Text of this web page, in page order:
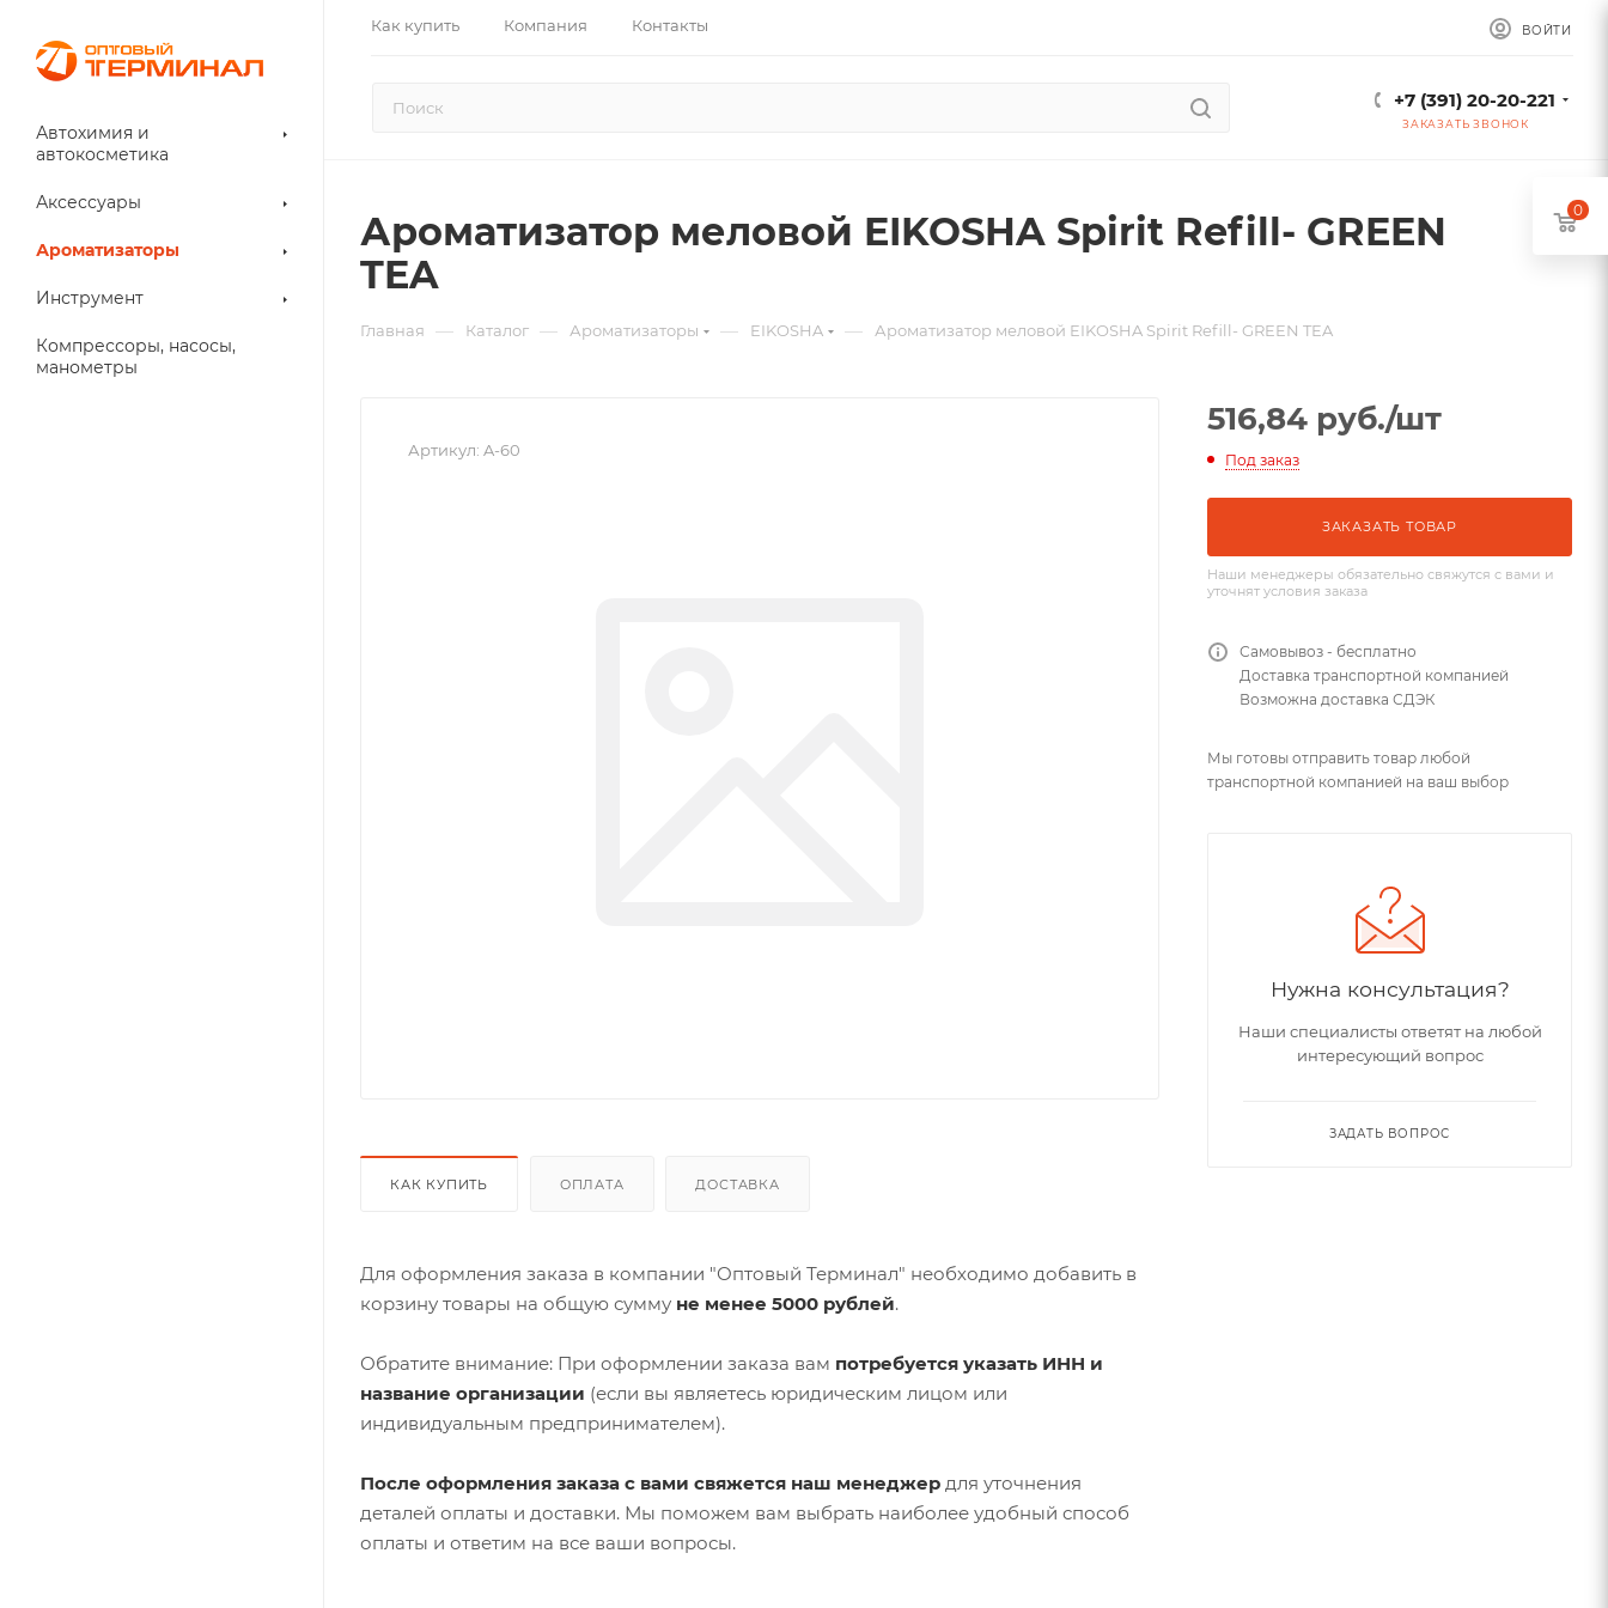
Как купить Компания Контакты ВОЙТИ
+7 (391) 20-20-221
ЗАКАЗАТЬ ЗВОНОК
Автохимия и
автокосметика
Аксессуары
Ароматизаторы
Инструмент
Компрессоры, насосы,
манометры
Ароматизатор меловой EIKOSHA Spirit Refill- GREEN
TEA
Главная — Каталог — Ароматизаторы — EIKOSHA — Ароматизатор меловой EIKOSHA Spirit Refill- GREEN TEA
Артикул: A-60
КАК КУПИТЬ ОПЛАТА ДОСТАВКА
Для оформления заказа в компании "Оптовый Терминал" необходимо добавить в
корзину товары на общую сумму не менее 5000 рублей.
Обратите внимание: При оформлении заказа вам потребуется указать ИНН и
название организации (если вы являетесь юридическим лицом или
индивидуальным предпринимателем).
После оформления заказа с вами свяжется наш менеджер для уточнения
деталей оплаты и доставки. Мы поможем вам выбрать наиболее удобный способ
оплаты и ответим на все ваши вопросы.
516,84 руб./шт
Под заказ
ЗАКАЗАТЬ ТОВАР
Наши менеджеры обязательно свяжутся с вами и
уточнят условия заказа
Самовывоз - бесплатно
Доставка транспортной компанией
Возможна доставка СДЭК
Мы готовы отправить товар любой
транспортной компанией на ваш выбор
Нужна консультация?
Наши специалисты ответят на любой
интересующий вопрос
ЗАДАТЬ ВОПРОС
0